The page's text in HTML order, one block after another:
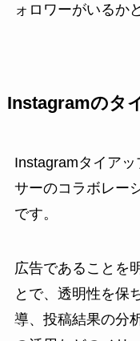
ォロワーがいるか
Instagramのタ
Instagramタイア
サーのコラボレー
です。
広告であることを
とで、透明性を保
導、投稿結果の分